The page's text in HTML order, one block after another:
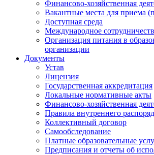
Финансово-хозяйственная
Вакантные места для приема
Доступная среда
Международное
Организация питания в
организации
Документы
Устав
Лицензия
Государственная аккредитация
Локальные нормативные акты
Финансово-хозяйственная
Правила внутреннего
Коллективный договор
Самообследование
Платные образовательные
Предписания и отчеты об